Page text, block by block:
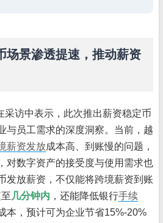
场景渗透提速，推动薪资
采访中表示，此次推出薪资稳定币
与员工需求的深度洞察。当前，越
薪资发放成本高、到账慢的问题，
对数字资产的接受度与使用需求也
发放薪资，不仅能将跨境薪资到账
几分钟内 ，还能降低银行手续
本，预计可为企业节省15%-20%